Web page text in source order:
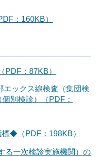
：160KB）
：87KB）
エックス線検査（集団検
別検診）（PDF：
◆（PDF：198KB）
る一次検診実施機関）の